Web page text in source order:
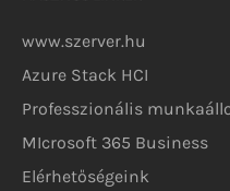
www.szerver.hu
Azure Stack HCI
Professzionális
MIcrosoft 365 Business
Elérhetőségeink